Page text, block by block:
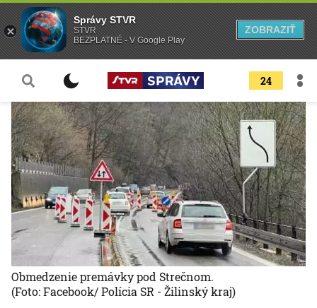
24
Obmedzenie premávky pod Strečnom.
(Foto: Facebook/ Polícia SR - Žilinský kraj)
Správy STVR
STVR
BEZPLATNÉ - V Google Play
ZOBRAZIŤ